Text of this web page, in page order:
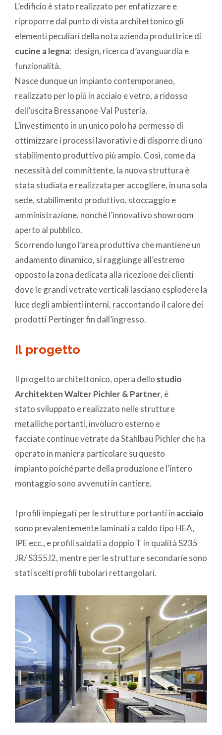
L’edificio è stato realizzato per enfatizzare e
riproporre dal punto di vista architettonico gli
elementi peculiari della nota azienda produttrice di
cucine a legna: design, ricerca d’avanguardia e
funzionalità.
Nasce dunque un impianto contemporaneo,
realizzato per lo più in acciaio e vetro, a ridosso
dell’uscita Bressanone-Val Pusteria.
L’investimento in un unico polo ha permesso di
ottimizzare i processi lavorativi e di disporre di uno
stabilimento produttivo più ampio. Così, come da
necessità del committente, la nuova struttura è
stata studiata e realizzata per accogliere, in una sola
sede, stabilimento produttivo, stoccaggio e
amministrazione, nonché l’innovativo showroom
aperto al pubblico.
Scorrendo lungo l’area produttiva che mantiene un
andamento dinamico, si raggiunge all’estremo
opposto la zona dedicata alla ricezione dei clienti
dove le grandi vetrate verticali lasciano esplodere la
luce degli ambienti interni, raccontando il calore dei
prodotti Pertinger fin dall’ingresso.
Il progetto
Il progetto architettonico, opera dello studio
Architekten Walter Pichler & Partner, è
stato sviluppato e realizzato nelle strutture
metalliche portanti, involucro esterno e
facciate continue vetrate da Stahlbau Pichler che ha
operato in maniera particolare su questo
impianto poiché parte della produzione e l’intero
montaggio sono avvenuti in cantiere.
I profili impiegati per le strutture portanti in acciaio
sono prevalentemente laminati a caldo tipo HEA,
IPE ecc., e profili saldati a doppio T in qualità S235
JR/ S355J2, mentre per le strutture secondarie sono
stati scelti profili tubolari rettangolari.